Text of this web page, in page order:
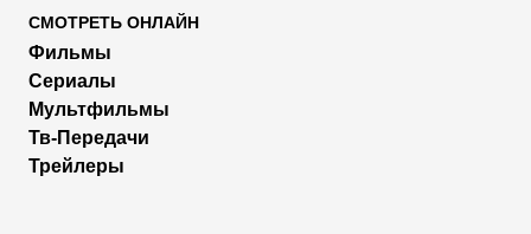
СМОТРЕТЬ ОНЛАЙН
Фильмы
Сериалы
Мультфильмы
Тв-Передачи
Трейлеры